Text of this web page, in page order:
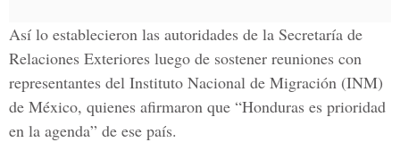
Así lo establecieron las autoridades de la Secretaría de
Relaciones Exteriores luego de sostener reuniones con
representantes del Instituto Nacional de Migración (INM)
de México, quienes afirmaron que “Honduras es prioridad
en la agenda” de ese país.